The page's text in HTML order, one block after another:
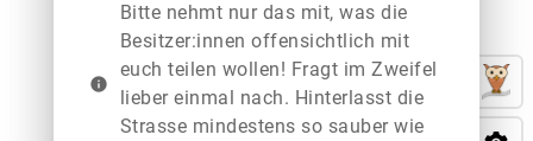
info
Bitte nehmt nur das mit, was die
Besitzer:innen offensichtlich mit
euch teilen wollen! Fragt im Zweifel
lieber einmal nach. Hinterlasst die
Strasse mindestens so sauber wie